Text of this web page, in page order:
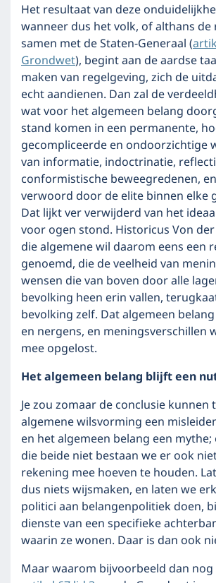
Het resultaat van deze
wanneer dus het volk, of althans de
samen met de Staten-Generaal (
Grondwet), begint aan de aardse
maken van regelgeving, zich de
echt aandienen. Dan zal de
wat voor het algemeen belang
stand komen in een permanen­te,
gecompli­ceerde en ondoorzich­tige
van informatie, indoc­trinatie,
conformisti­sche be­weegredenen,
verwoord door de elite binnen elke
Dat lijkt ver verwijderd van het
voor ogen stond. Historicus Von
die algemene wil daarom eens een
genoemd, die de veelheid van
wensen die van boven door alle
bevolking heen erin vallen,
bevolking zelf. Dat algemeen
en nergens, en meningsverschillen
mee opgelost.
Het algemeen belang blijft een
Je zou zomaar de conclusie kunnen
algemene wilsvorming een
en het algemeen belang een mythe;
die beide niet bestaan we er ook
rekening mee hoeven te houden.
dus niets wijsmaken, en laten we
politici aan belangenpolitiek doen,
dienste van een specifieke
waarin ze wonen. Daar is dan ook
Maar waarom bijvoorbeeld dan nog